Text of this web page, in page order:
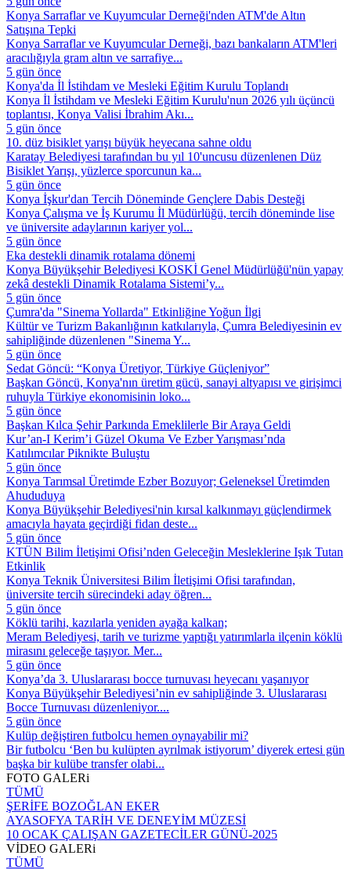
Konya Sarraflar ve Kuyumcular Derneği'nden ATM'de Altın
Satışına Tepki
Konya Sarraflar ve Kuyumcular Derneği, bazı bankaların ATM'leri
aracılığıyla gram altın ve sarrafiye...
5 gün önce
Konya'da İl İstihdam ve Mesleki Eğitim Kurulu Toplandı
Konya İl İstihdam ve Mesleki Eğitim Kurulu'nun 2026 yılı üçüncü
toplantısı, Konya Valisi İbrahim Akı...
5 gün önce
10. düz bisiklet yarışı büyük heyecana sahne oldu
Karatay Belediyesi tarafından bu yıl 10'uncusu düzenlenen Düz
Bisiklet Yarışı, yüzlerce sporcunun ka...
5 gün önce
Konya İşkur'dan Tercih Döneminde Gençlere Dabis Desteği
Konya Çalışma ve İş Kurumu İl Müdürlüğü, tercih döneminde lise
ve üniversite adaylarının kariyer yol...
5 gün önce
Eka destekli dinamik rotalama dönemi
Konya Büyükşehir Belediyesi KOSKİ Genel Müdürlüğü'nün yapay
zekâ destekli Dinamik Rotalama Sistemi’y...
5 gün önce
Çumra'da "Sinema Yollarda" Etkinliğine Yoğun İlgi
Kültür ve Turizm Bakanlığının katkılarıyla, Çumra Belediyesinin ev
sahipliğinde düzenlenen "Sinema Y...
5 gün önce
Sedat Göncü: “Konya Üretiyor, Türkiye Güçleniyor”
Başkan Göncü, Konya'nın üretim gücü, sanayi altyapısı ve girişimci
ruhuyla Türkiye ekonomisinin loko...
5 gün önce
Başkan Kılca Şehir Parkında Emeklilerle Bir Araya Geldi
Kur’an-I Kerim’i Güzel Okuma Ve Ezber Yarışması’nda
Katılımcılar Piknikte Buluştu
5 gün önce
Konya Tarımsal Üretimde Ezber Bozuyor; Geleneksel Üretimden
Ahududuya
Konya Büyükşehir Belediyesi'nin kırsal kalkınmayı güçlendirmek
amacıyla hayata geçirdiği fidan deste...
5 gün önce
KTÜN Bilim İletişimi Ofisi’nden Geleceğin Mesleklerine Işık Tutan
Etkinlik
Konya Teknik Üniversitesi Bilim İletişimi Ofisi tarafından,
üniversite tercih sürecindeki aday öğren...
5 gün önce
Köklü tarihi, kazılarla yeniden ayağa kalkan;
Meram Belediyesi, tarih ve turizme yaptığı yatırımlarla ilçenin köklü
mirasını geleceğe taşıyor. Mer...
5 gün önce
Konya’da 3. Uluslararası bocce turnuvası heyecanı yaşanıyor
Konya Büyükşehir Belediyesi’nin ev sahipliğinde 3. Uluslararası
Bocce Turnuvası düzenleniyor....
5 gün önce
Kulüp değiştiren futbolcu hemen oynayabilir mi?
Bir futbolcu ‘Ben bu kulüpten ayrılmak istiyorum’ diyerek ertesi gün
başka bir kulübe transfer olabi...
FOTO GALERi
TÜMÜ
ŞERİFE BOZOĞLAN EKER
AYASOFYA TARİH VE DENEYİM MÜZESİ
10 OCAK ÇALIŞAN GAZETECİLER GÜNÜ-2025
VİDEO GALERi
TÜMÜ